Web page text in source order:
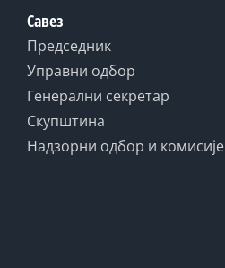
Савез
Председник
Управни одбор
Генерални секретар
Скупштина
Надзорни одбор и комисије